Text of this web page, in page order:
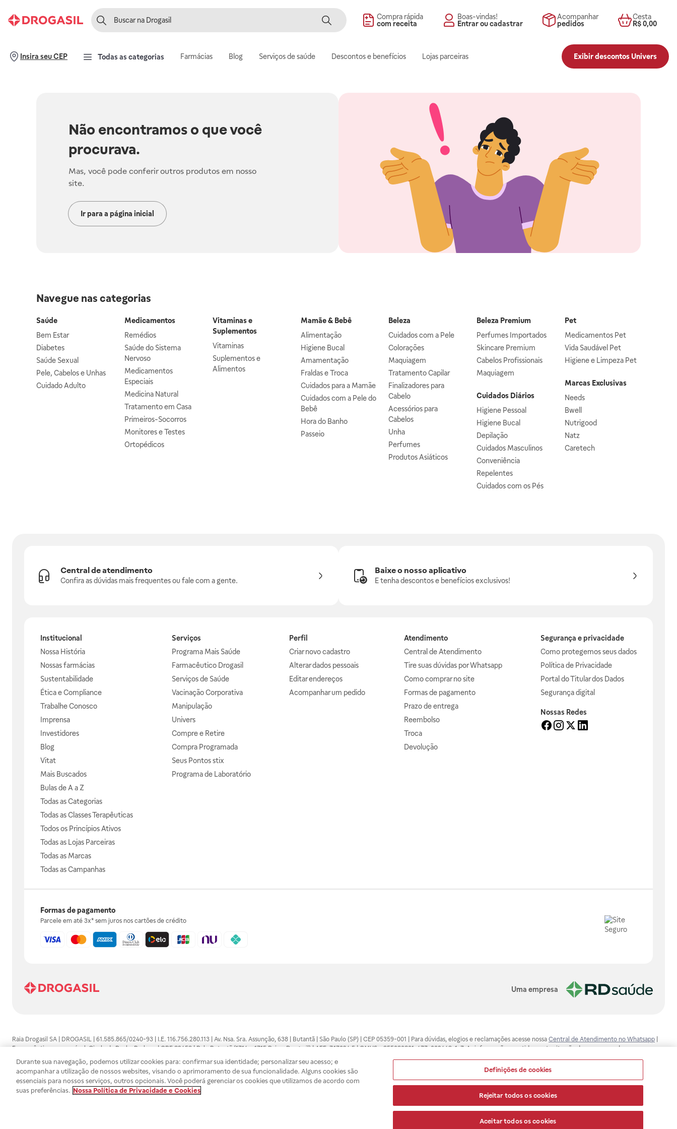
Compra rápida
com receita
Boas-vindas!
Entrar ou cadastrar
Acompanhar
pedidos
Cesta
R$ 0,00
Insira seu CEP Todas as categorias Farmácias Blog Serviços de saúde Descontos e benefícios Lojas parceiras Exibir descontos Univers
Não encontramos o que você
procurava.
Mas, você pode conferir outros produtos em nosso
site.
Ir para a página inicial
Navegue nas categorias
Saúde
Bem Estar
Diabetes
Saúde Sexual
Pele, Cabelos e Unhas
Cuidado Adulto
Medicamentos
Remédios
Saúde do Sistema
Nervoso
Medicamentos
Especiais
Medicina Natural
Tratamento em Casa
Primeiros-Socorros
Monitores e Testes
Ortopédicos
Vitaminas e
Suplementos
Vitaminas
Suplementos e
Alimentos
Mamãe & Bebê
Alimentação
Higiene Bucal
Amamentação
Fraldas e Troca
Cuidados para a Mamãe
Cuidados com a Pele do
Bebê
Hora do Banho
Passeio
Beleza
Cuidados com a Pele
Colorações
Maquiagem
Tratamento Capilar
Finalizadores para
Cabelo
Acessórios para
Cabelos
Unha
Perfumes
Produtos Asiáticos
Beleza Premium
Perfumes Importados
Skincare Premium
Cabelos Profissionais
Maquiagem
Cuidados Diários
Higiene Pessoal
Higiene Bucal
Depilação
Cuidados Masculinos
Conveniência
Repelentes
Cuidados com os Pés
Pet
Medicamentos Pet
Vida Saudável Pet
Higiene e Limpeza Pet
Marcas Exclusivas
Needs
Bwell
Nutrigood
Natz
Caretech
Central de atendimento
Confira as dúvidas mais frequentes ou fale com a gente.
Baixe o nosso aplicativo
E tenha descontos e benefícios exclusivos!
Institucional
Nossa História
Nossas farmácias
Sustentabilidade
Ética e Compliance
Trabalhe Conosco
Imprensa
Investidores
Blog
Vitat
Mais Buscados
Bulas de A a Z
Todas as Categorias
Todas as Classes Terapêuticas
Todos os Princípios Ativos
Todas as Lojas Parceiras
Todas as Marcas
Todas as Campanhas
Serviços
Programa Mais Saúde
Farmacêutico Drogasil
Serviços de Saúde
Vacinação Corporativa
Manipulação
Univers
Compre e Retire
Compra Programada
Seus Pontos stix
Programa de Laboratório
Perfil
Criar novo cadastro
Alterar dados pessoais
Editar endereços
Acompanhar um pedido
Atendimento
Central de Atendimento
Tire suas dúvidas por Whatsapp
Como comprar no site
Formas de pagamento
Prazo de entrega
Reembolso
Troca
Devolução
Segurança e privacidade
Como protegemos seus dados
Política de Privacidade
Portal do Titular dos Dados
Segurança digital
Nossas Redes
Formas de pagamento
Parcele em até 3x* sem juros nos cartões de crédito
Uma empresa
Raia Drogasil SA | DROGASIL | 61.585.865/0240-93 | I.E. 116.756.280.113 | Av. Nsa. Sra. Assunção, 638 | Butantã | São Paulo (SP) | CEP 05359-001 | Para dúvidas, elogios e reclamações acesse nossa Central de Atendimento no Whatsapp
Farmacêutico responsável: Gisele da Penha Barbosa | CRF 89453 | Polo Butantã (1714 e 1715 Raia e Drogasil) | AFE: 7.17094.5 | CMVS - 355030801-477-002443-1-7. As informações contidas neste site não devem ser usadas para
automedicação e não substituem, em hipótese alguma, as orientações dadas pelo profissional da área médica. Somente o médico está apto a diagnosticar qualquer problema de saúde e prescrever o tratamento adequado. Ao
persistirem os sintomas, um médico deverá ser consultado. Os preços e promoções divulgados no site são válidos apenas para compras feitas pela internet. Maiores esclarecimentos, consultar o site: www.anvisa.gov.br. A Raia Drogasil
SA trabalha com as tecnologias mais avançadas de proteção de dados, para que você possa realizar suas compras com tranquilidade. A privacidade e a segurança dos clientes são compromissos da Raia Drogasil SA. Todos os pedidos
efetuados estão sujeitos à confirmação da disponibilidade de produto em nosso estoque.
Durante sua navegação, podemos utilizar cookies para: confirmar sua identidade; personalizar seu acesso; e
acompanhar a utilização de nossos websites, visando o aprimoramento de sua funcionalidade. Alguns cookies são
essenciais para nossos serviços, outros opcionais. Você poderá gerenciar os cookies que utilizamos de acordo com
suas preferências. Nossa Política de Privacidade e Cookies
Definições de cookies
Rejeitar todos os cookies
Aceitar todos os cookies